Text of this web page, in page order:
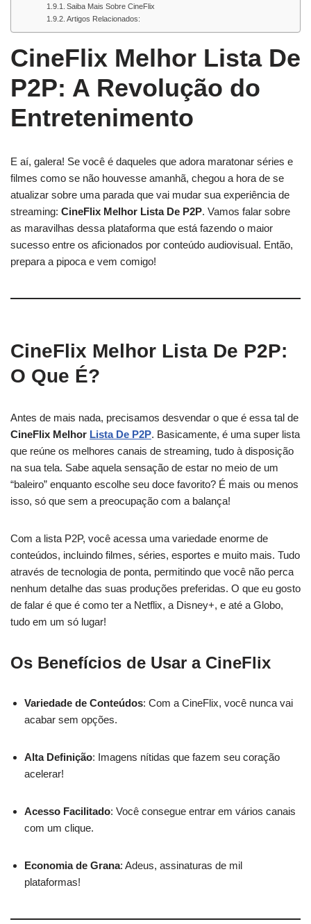
Saiba Mais Sobre CineFlix
Artigos Relacionados:
CineFlix Melhor Lista De
P2P: A Revolução do
Entretenimento
E aí, galera! Se você é daqueles que adora maratonar séries e
filmes como se não houvesse amanhã, chegou a hora de se
atualizar sobre uma parada que vai mudar sua experiência de
streaming: CineFlix Melhor Lista De P2P. Vamos falar sobre
as maravilhas dessa plataforma que está fazendo o maior
sucesso entre os aficionados por conteúdo audiovisual. Então,
prepara a pipoca e vem comigo!
CineFlix Melhor Lista De P2P:
O Que É?
Antes de mais nada, precisamos desvendar o que é essa tal de
CineFlix Melhor Lista De P2P. Basicamente, é uma super lista
que reúne os melhores canais de streaming, tudo à disposição
na sua tela. Sabe aquela sensação de estar no meio de um
“baleiro” enquanto escolhe seu doce favorito? É mais ou menos
isso, só que sem a preocupação com a balança!
Com a lista P2P, você acessa uma variedade enorme de
conteúdos, incluindo filmes, séries, esportes e muito mais. Tudo
através de tecnologia de ponta, permitindo que você não perca
nenhum detalhe das suas produções preferidas. O que eu gosto
de falar é que é como ter a Netflix, a Disney+, e até a Globo,
tudo em um só lugar!
Os Benefícios de Usar a CineFlix
Variedade de Conteúdos: Com a CineFlix, você nunca vai
acabar sem opções.
Alta Definição: Imagens nítidas que fazem seu coração
acelerar!
Acesso Facilitado: Você consegue entrar em vários canais
com um clique.
Economia de Grana: Adeus, assinaturas de mil
plataformas!